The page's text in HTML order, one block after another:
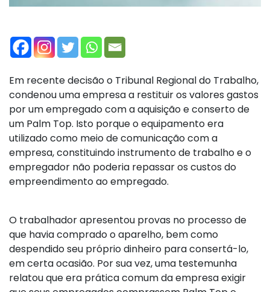
Em recente decisão o Tribunal Regional do Trabalho,
condenou uma empresa a restituir os valores gastos
por um empregado com a aquisição e conserto de
um Palm Top. Isto porque o equipamento era
utilizado como meio de comunicação com a
empresa, constituindo instrumento de trabalho e o
empregador não poderia repassar os custos do
empreendimento ao empregado.
O trabalhador apresentou provas no processo de
que havia comprado o aparelho, bem como
despendido seu próprio dinheiro para consertá-lo,
em certa ocasião. Por sua vez, uma testemunha
relatou que era prática comum da empresa exigir